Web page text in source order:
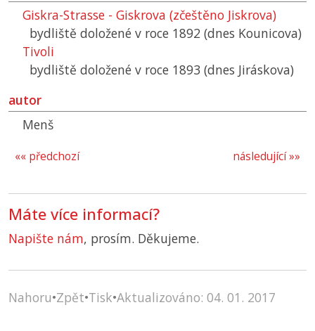
Giskra-Strasse - Giskrova (zčeštěno Jiskrova)
bydliště doložené v roce 1892 (dnes Kounicova)
Tivoli
bydliště doložené v roce 1893 (dnes Jiráskova)
autor
Menš
následující »»
«« předchozí
Máte více informací?
Napište nám, prosím. Děkujeme.
Nahoru•Zpět•Tisk•Aktualizováno: 04. 01. 2017